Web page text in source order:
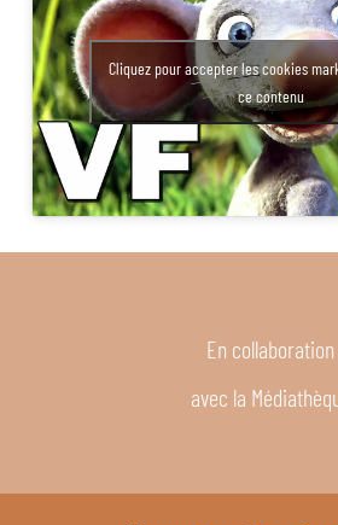
Cliquez pour accepter les cookies
ce contenu
En collaboration
avec la